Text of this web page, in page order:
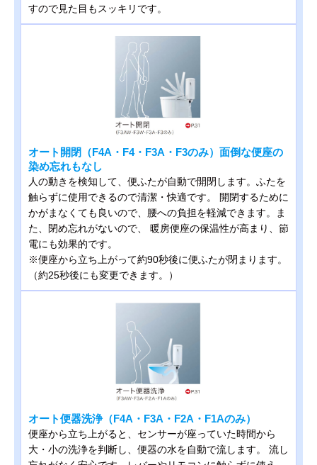
すので見た目もスッキリです。
オート開閉（F4A・F4・F3A・F3のみ）面倒な便座の
染め忘れもなし
人の動きを検知して、便ふたが自動で開閉します。ふたを
触らずに使用できるので清潔・快適です。 開閉するために
かがまなくても良いので、腰への負担を軽減できます。ま
た、閉め忘れがないので、 暖房便座の保温性が高まり、節
電にも効果的です。
※便座から立ち上がって約90秒後に便ふたが閉まります。
（約25秒後にも変更できます。）
オート便器洗浄（F4A・F3A・F2A・F1Aのみ）
便座から立ち上がると、センサーが座っていた時間から
大・小の洗浄を判断し、便器の水を自動で流します。 流し